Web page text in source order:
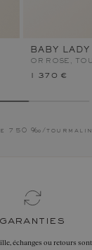
BABY LADY
OR ROSE,
1 370 €
750 ‰ /
garanties
échanges ou retours